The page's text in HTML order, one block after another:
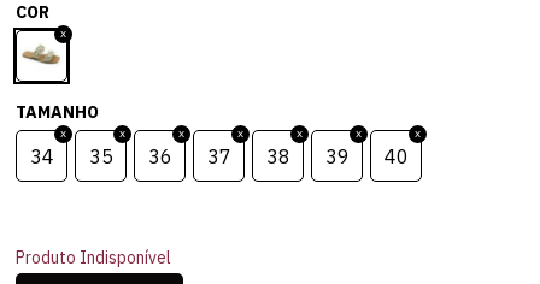
COR
TAMANHO
34 35 36 37 38 39 40
Produto Indisponível